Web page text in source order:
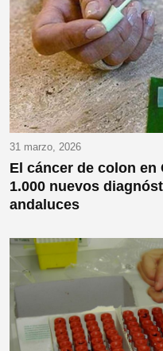
31 marzo, 2026
El cáncer de colon en
1.000 nuevos
andaluces